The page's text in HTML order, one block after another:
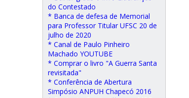
do Contestado
* Banca de defesa de Memorial
para Professor Titular UFSC 20 de
julho de 2020
* Canal de Paulo Pinheiro
Machado YOUTUBE
* Comprar o livro "A Guerra Santa
revisitada"
* Conferência de Abertura
Simpósio ANPUH Chapecó 2016